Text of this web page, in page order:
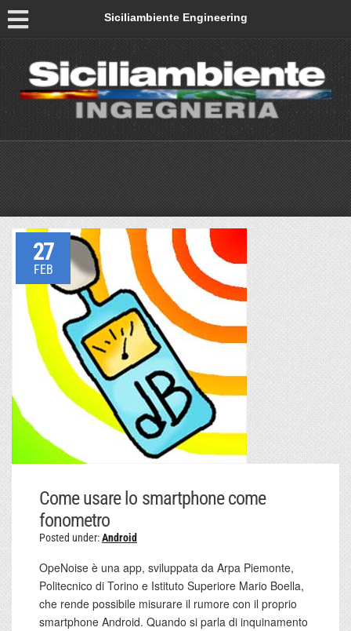
Siciliambiente Engineering
27
FEB
Come usare lo smartphone come
fonometro
Posted under:Android
OpeNoise è una app, sviluppata da Arpa Piemonte,
Politecnico di Torino e Istituto Superiore Mario Boella,
che rende possibile misurare il rumore con il proprio
smartphone Android. Quando si parla di inquinamento